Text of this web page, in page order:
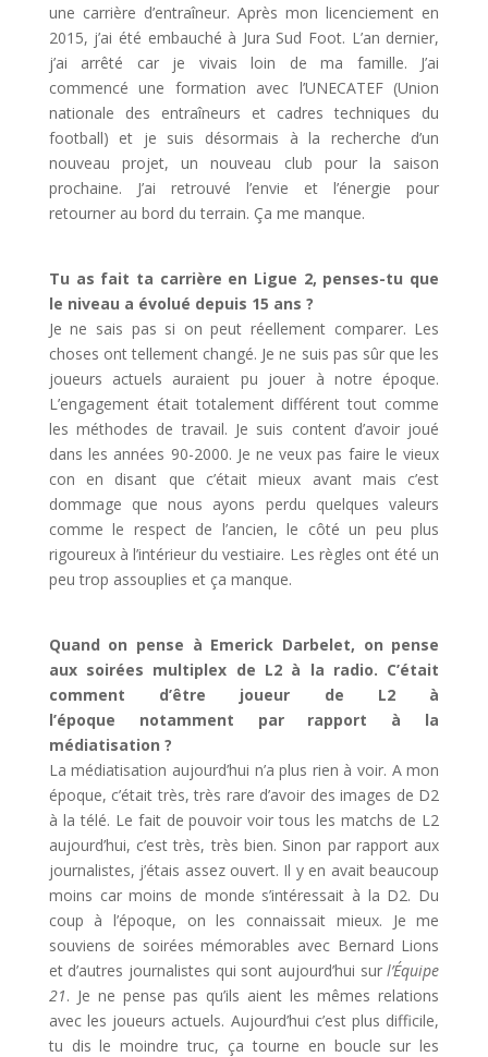
une carrière d’entraîneur. Après mon licenciement en
2015, j’ai été embauché à Jura Sud Foot. L’an dernier,
j’ai arrêté car je vivais loin de ma famille. J’ai
commencé une formation avec l’UNECATEF (Union
nationale des entraîneurs et cadres techniques du
football) et je suis désormais à la recherche d’un
nouveau projet, un nouveau club pour la saison
prochaine. J’ai retrouvé l’envie et l’énergie pour
retourner au bord du terrain. Ça me manque.
Tu as fait ta carrière en Ligue 2, penses-tu que
le niveau a évolué depuis 15 ans ?
Je ne sais pas si on peut réellement comparer. Les
choses ont tellement changé. Je ne suis pas sûr que les
joueurs actuels auraient pu jouer à notre époque.
L’engagement était totalement différent tout comme
les méthodes de travail. Je suis content d’avoir joué
dans les années 90-2000. Je ne veux pas faire le vieux
con en disant que c’était mieux avant mais c’est
dommage que nous ayons perdu quelques valeurs
comme le respect de l’ancien, le côté un peu plus
rigoureux à l’intérieur du vestiaire. Les règles ont été un
peu trop assouplies et ça manque.
Quand on pense à Emerick Darbelet, on pense
aux soirées multiplex de L2 à la radio. C’était
comment d’être joueur de L2 à
l’époque notamment par rapport à la
médiatisation ?
La médiatisation aujourd’hui n’a plus rien à voir. A mon
époque, c’était très, très rare d’avoir des images de D2
à la télé. Le fait de pouvoir voir tous les matchs de L2
aujourd’hui, c’est très, très bien. Sinon par rapport aux
journalistes, j’étais assez ouvert. Il y en avait beaucoup
moins car moins de monde s’intéressait à la D2. Du
coup à l’époque, on les connaissait mieux. Je me
souviens de soirées mémorables avec Bernard Lions
et d’autres journalistes qui sont aujourd’hui surl’Équipe
21. Je ne pense pas qu’ils aient les mêmes relations
avec les joueurs actuels. Aujourd’hui c’est plus difficile,
tu dis le moindre truc, ça tourne en boucle sur les